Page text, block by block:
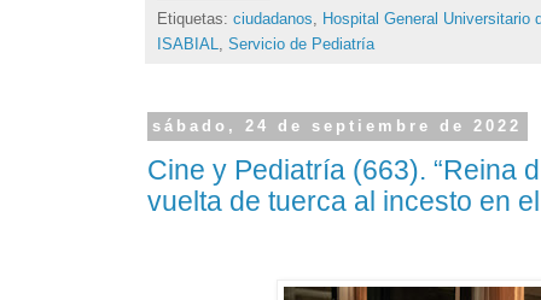
Etiquetas: ciudadanos
Hospital General Universitario
ISABIAL
Servicio de Pediatría
sábado, 24 de septiembre de 2022
Cine y Pediatría (663). “Reina
vuelta de tuerca al incesto en